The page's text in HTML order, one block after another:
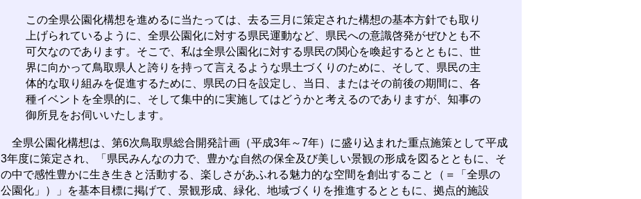
この全県公園化構想を進めるに当たっては、去る三月に策定された構想の基本方針でも取り
上げられているように、全県公園化に対する県民運動など、県民への意識啓発がぜひとも不
可欠なのであります。そこで、私は全県公園化に対する県民の関心を喚起するとともに、世
界に向かって鳥取県人と誇りを持って言えるような県土づくりのために、そして、県民の主
体的な取り組みを促進するために、県民の日を設定し、当日、またはその前後の期間に、各
種イベントを全県的に、そして集中的に実施してはどうかと考えるのでありますが、知事の
御所見をお伺いいたします。
全県公園化構想は、第6次鳥取県総合開発計画（平成3年～7年）に盛り込まれた重点施策として平成
3年度に策定され、「県民みんなの力で、豊かな自然の保全及び美しい景観の形成を図るとともに、そ
の中で感性豊かに生き生きと活動する、楽しさがあふれる魅力的な空間を創出すること（＝「全県の
公園化」）」を基本目標に掲げて、景観形成、緑化、地域づくりを推進するとともに、拠点的施設